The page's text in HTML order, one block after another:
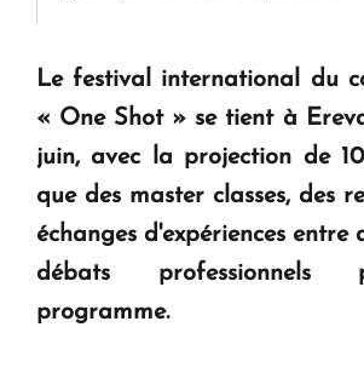
" Tant qu'il n'existe pas
KASA : 30 ans d'audace, de
en Arménie
Le premier hôtel Hyatt Regency
ouvrira ses portes à Dilijan
Le festival international du
« One Shot » se tient à
juin, avec la projection de
que des master classes, des
échanges d'expériences entre
débats professionnels
programme.